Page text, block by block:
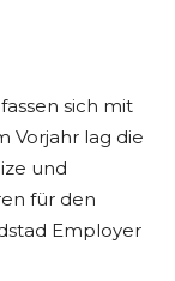
sich mit
Vorjahr lag die
und
für den
Employer